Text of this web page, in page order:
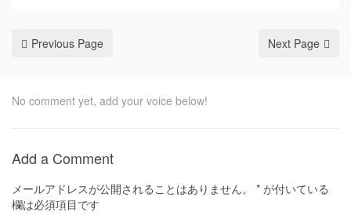
Previous Page Next Page
No comment yet, add your voice below!
Add a Comment
メールアドレスが公開されることはありません。 * が付いている
欄は必須項目です